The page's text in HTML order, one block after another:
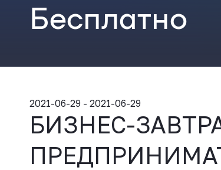
Бесплатно
2021-06-29 - 2021-06-29
БИЗНЕС-